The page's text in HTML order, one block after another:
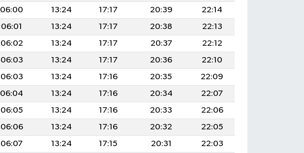
06:00 13:24 17:17 20:39
22:14
06:01 13:24 17:17 20:38
22:13
06:02 13:24 17:17 20:37
22:12
06:03 13:24 17:17 20:36
22:10
06:03 13:24 17:16 20:35
22:09
06:04 13:24 17:16 20:34
22:07
06:05 13:24 17:16 20:33
22:06
06:06 13:24 17:16 20:32
22:05
06:07 13:24 17:15 20:31
22:03